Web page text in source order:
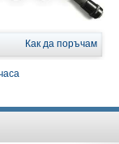
Как да поръчам